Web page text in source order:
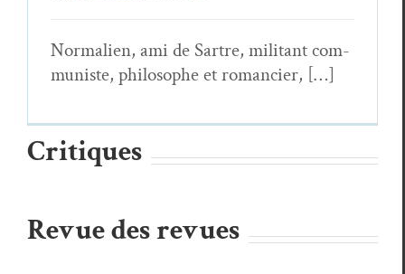
Nor­malien, ami de Sartre, mil­i­tant com­
mu­niste, philosophe et romancier, […]
Critiques
Revue des revues